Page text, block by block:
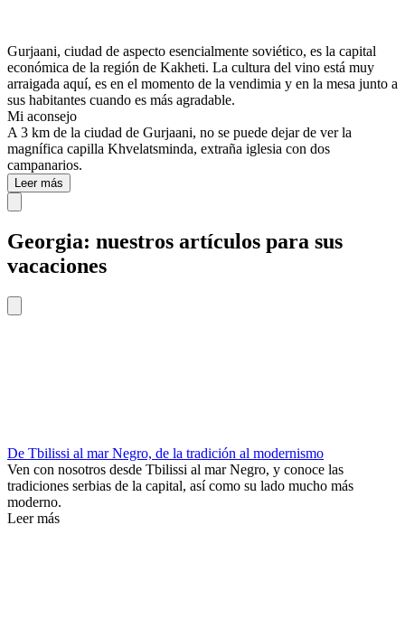
Gurjaani, ciudad de aspecto esencialmente soviético, es la capital
económica de la región de Kakheti. La cultura del vino está muy
arraigada aquí, es en el momento de la vendimia y en la mesa junto a
sus habitantes cuando es más agradable.
Mi aconsejo
A 3 km de la ciudad de Gurjaani, no se puede dejar de ver la
magnífica capilla Khvelatsminda, extraña iglesia con dos
campanarios.
Leer más
Georgia: nuestros artículos para sus
vacaciones
De Tbilissi al mar Negro, de la tradición al modernismo
Ven con nosotros desde Tbilissi al mar Negro, y conoce las
tradiciones serbias de la capital, así como su lado mucho más
moderno.
Leer más